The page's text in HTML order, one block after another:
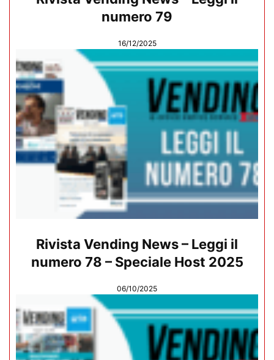
numero 79
16/12/2025
Rivista Vending News – Leggi il
numero 78 – Speciale Host 2025
06/10/2025